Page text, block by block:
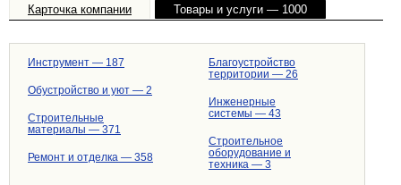
Карточка компании
Товары и услуги — 1000
Инструмент — 187
Обустройство и уют — 2
Строительные
материалы — 371
Ремонт и отделка — 358
Благоустройство
территории — 26
Инженерные
системы — 43
Строительное
оборудование и
техника — 3